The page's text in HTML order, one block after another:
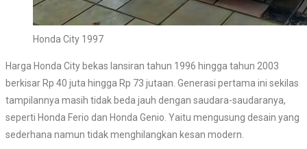
Honda City 1997
Harga Honda City bekas lansiran tahun 1996 hingga tahun 2003
berkisar Rp 40 juta hingga Rp 73 jutaan. Generasi pertama ini sekilas
tampilannya masih tidak beda jauh dengan saudara-saudaranya,
seperti Honda Ferio dan Honda Genio. Yaitu mengusung desain yang
sederhana namun tidak menghilangkan kesan modern.